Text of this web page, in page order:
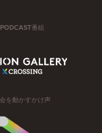
PODCAST番組
を動かすかけ声